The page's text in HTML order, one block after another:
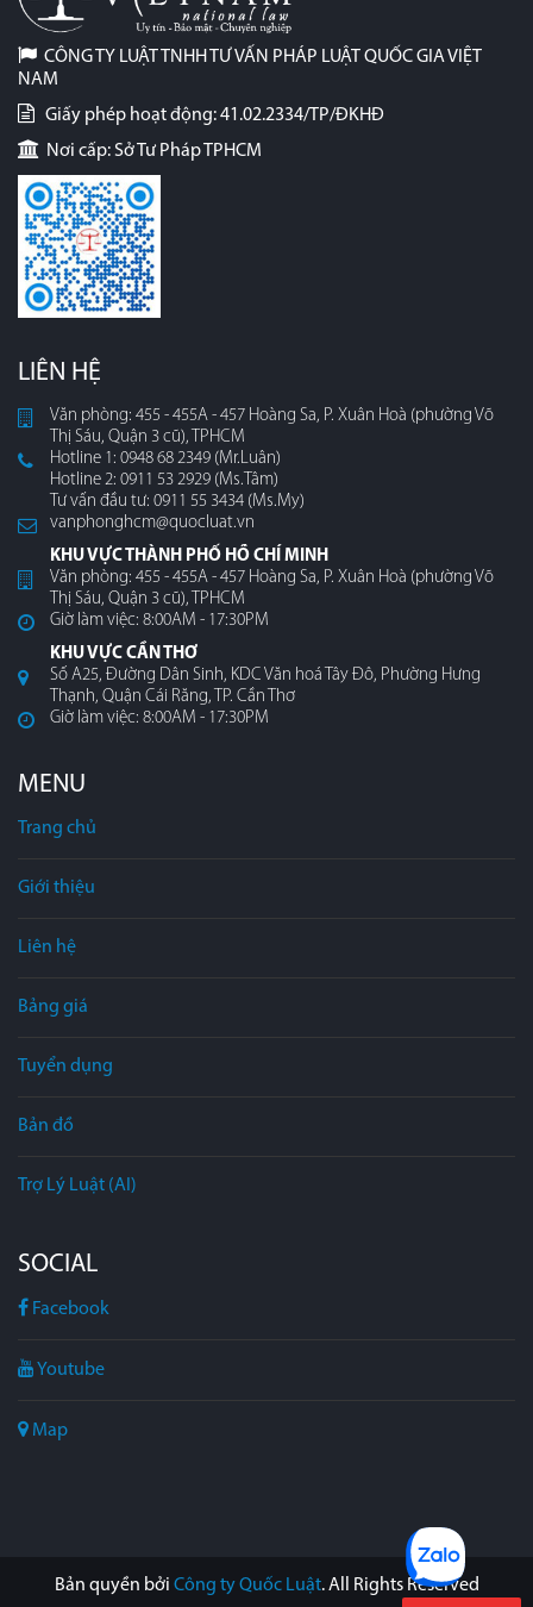
CÔNG TY LUẬT TNHH TƯ VẤN PHÁP LUẬT QUỐC GIA VIỆT
NAM
Giấy phép hoạt động: 41.02.2334/TP/ĐKHĐ
Nơi cấp: Sở Tư Pháp TPHCM
LIÊN HỆ
Văn phòng: 455 - 455A - 457 Hoàng Sa, P. Xuân Hoà (phường Võ
Thị Sáu, Quận 3 cũ), TPHCM
Hotline 1: 0948 68 2349 (Mr.Luân)
Hotline 2: 0911 53 2929 (Ms.Tâm)
Tư vấn đầu tư: 0911 55 3434 (Ms.My)
vanphonghcm@quocluat.vn
KHU VỰC THÀNH PHỐ HỒ CHÍ MINH
Văn phòng: 455 - 455A - 457 Hoàng Sa, P. Xuân Hoà (phường Võ
Thị Sáu, Quận 3 cũ), TPHCM
Giờ làm việc: 8:00AM - 17:30PM
KHU VỰC CẦN THƠ
Số A25, Đường Dân Sinh, KDC Văn hoá Tây Đô, Phường Hưng
Thạnh, Quận Cái Răng, TP. Cần Thơ
Giờ làm việc: 8:00AM - 17:30PM
MENU
Trang chủ
Giới thiệu
Liên hệ
Bảng giá
Tuyển dụng
Bản đồ
Trợ Lý Luật (AI)
SOCIAL
Facebook
Youtube
Map
Bản quyền bởi Công ty Quốc Luật. All Rights Reserved